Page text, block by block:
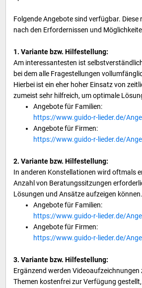
Folgende Angebote sind verfügbar. Diese
nach den Erfordernissen und
1. Variante bzw. Hilfestellung:
Am interessantesten ist
bei dem alle Fragestellungen
Hierbei ist ein eher hoher Einsatz von
zumeist sehr hilfreich, um optimale
Angebote für Familien:
https://www.guido-r-lieder.de/
Angebote für Firmen:
https://www.guido-r-lieder.de/
2. Variante bzw. Hilfestellung:
In anderen Konstellationen wird oftmals
Anzahl von Beratungssitzungen
Lösungen und Ansätze aufzeigen können.
Angebote für Familien:
https://www.guido-r-lieder.de/
Angebote für Firmen:
https://www.guido-r-lieder.de/
3. Variante bzw. Hilfestellung:
Ergänzend werden Videoaufzeichnungen
Themen kostenfrei zur Verfügung